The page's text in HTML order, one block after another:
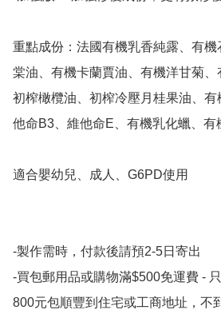
重點成份：法國有機乳香純露、有
棠油、有機卡蘭賈油、有機洋甘菊
初榨橄欖油、初榨冷壓月桂果油、
他命B3、維他命E、有機乳化蠟、有
適合嬰幼兒、成人、G6PD使用
-製作需時，付款後請預2-5日寄出
-買包郵用品或購物滿$500免運費 -
800元包順豐到住宅或工商地址，不